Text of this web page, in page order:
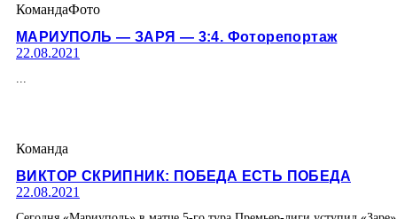
КомандаФото
МАРИУПОЛЬ — ЗАРЯ — 3:4. Фоторепортаж
22.08.2021
...
Команда
ВИКТОР СКРИПНИК: ПОБЕДА ЕСТЬ ПОБЕДА
22.08.2021